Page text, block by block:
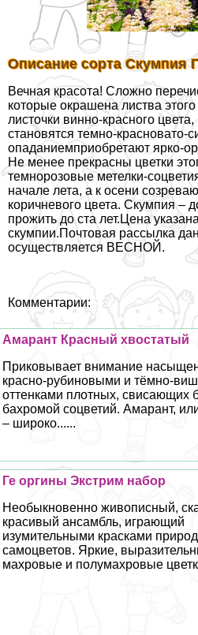
Описание сорта Скумпия
Вечная красота! Сложно
которые окрашена листва
листочки винно-красного
становятся темно-красновато-
опаданиемприобретают ярко-
Не менее прекрасны цветки
темнорозовые метелки-
начале лета, а к осени
коричневого цвета. Скумпия –
прожить до ста лет.Цена
скумпии.Почтовая рассылка
осуществляется ВЕСНОЙ.
Комментарии:
Амарант Красный хвостатый
Приковывает внимание
красно-рубиновыми и тёмно-
оттенками плотных, свисающих
бахромой соцветий. Амарант,
– широко......
Ге opгины Экстрим набор
Необыкновенно живописный,
красивый ансамбль, играющий
изумительными красками
самоцветов. Яркие,
махровые и полумахровые